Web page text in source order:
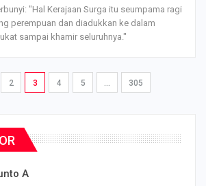
"Hal Kerajaan Surga itu seumpama ragi
perempuan dan diadukkan ke dalam
sampai khamir seluruhnya."
2 3 4 5 … 305
A